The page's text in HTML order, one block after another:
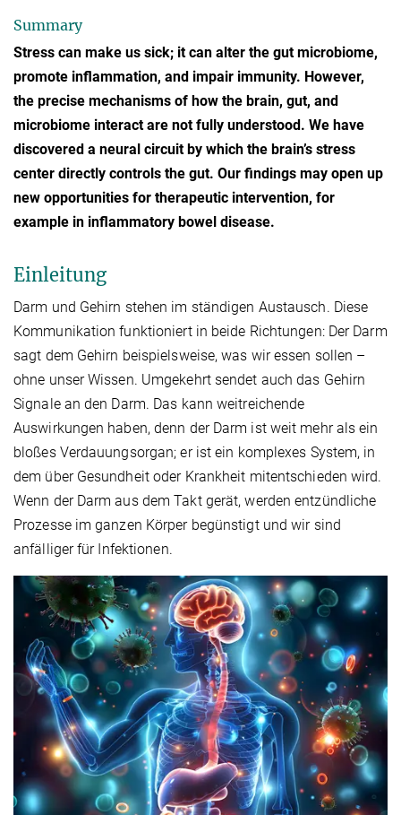
Summary
Stress can make us sick; it can alter the gut microbiome,
promote inflammation, and impair immunity. However,
the precise mechanisms of how the brain, gut, and
microbiome interact are not fully understood. We have
discovered a neural circuit by which the brain’s stress
center directly controls the gut. Our findings may open up
new opportunities for therapeutic intervention, for
example in inflammatory bowel disease.
Einleitung
Darm und Gehirn stehen im ständigen Austausch. Diese
Kommunikation funktioniert in beide Richtungen: Der Darm
sagt dem Gehirn beispielsweise, was wir essen sollen –
ohne unser Wissen. Umgekehrt sendet auch das Gehirn
Signale an den Darm. Das kann weitreichende
Auswirkungen haben, denn der Darm ist weit mehr als ein
bloßes Verdauungsorgan; er ist ein komplexes System, in
dem über Gesundheit oder Krankheit mitentschieden wird.
Wenn der Darm aus dem Takt gerät, werden entzündliche
Prozesse im ganzen Körper begünstigt und wir sind
anfälliger für Infektionen.